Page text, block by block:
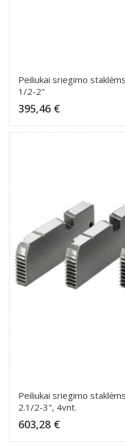
Peiliukai sriegimo
1/2-2"
395,46 €
Peiliukai sriegimo
2.1/2-3", 4vnt.
603,28 €